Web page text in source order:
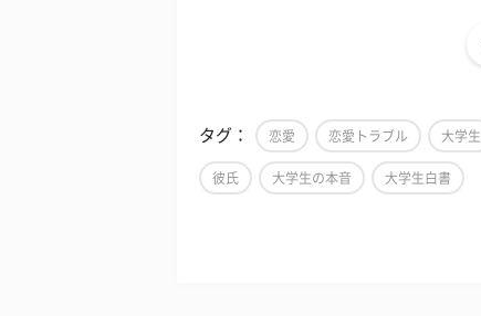
タグ： 恋愛 恋愛トラブル 大学生
彼氏 大学生の本音 大学生白書